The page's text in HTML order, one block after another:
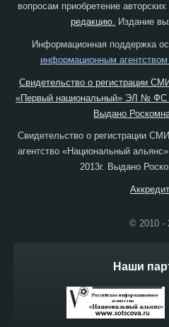
вопросам приобретение
редакцию. Издание
Информационная поддержка
информационным
Свидетельство о регистрации
«Первый национальный» ЭЛ № ФС
Выдано
Свидетельство о регистрации
агентство «Национальный
2013г. Выдано
© 2010 -
Наши